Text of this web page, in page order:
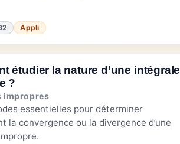
Appli
étudier la nature d’une intégrale
?
impropres
essentielles pour déterminer
la convergence ou la divergence d’une